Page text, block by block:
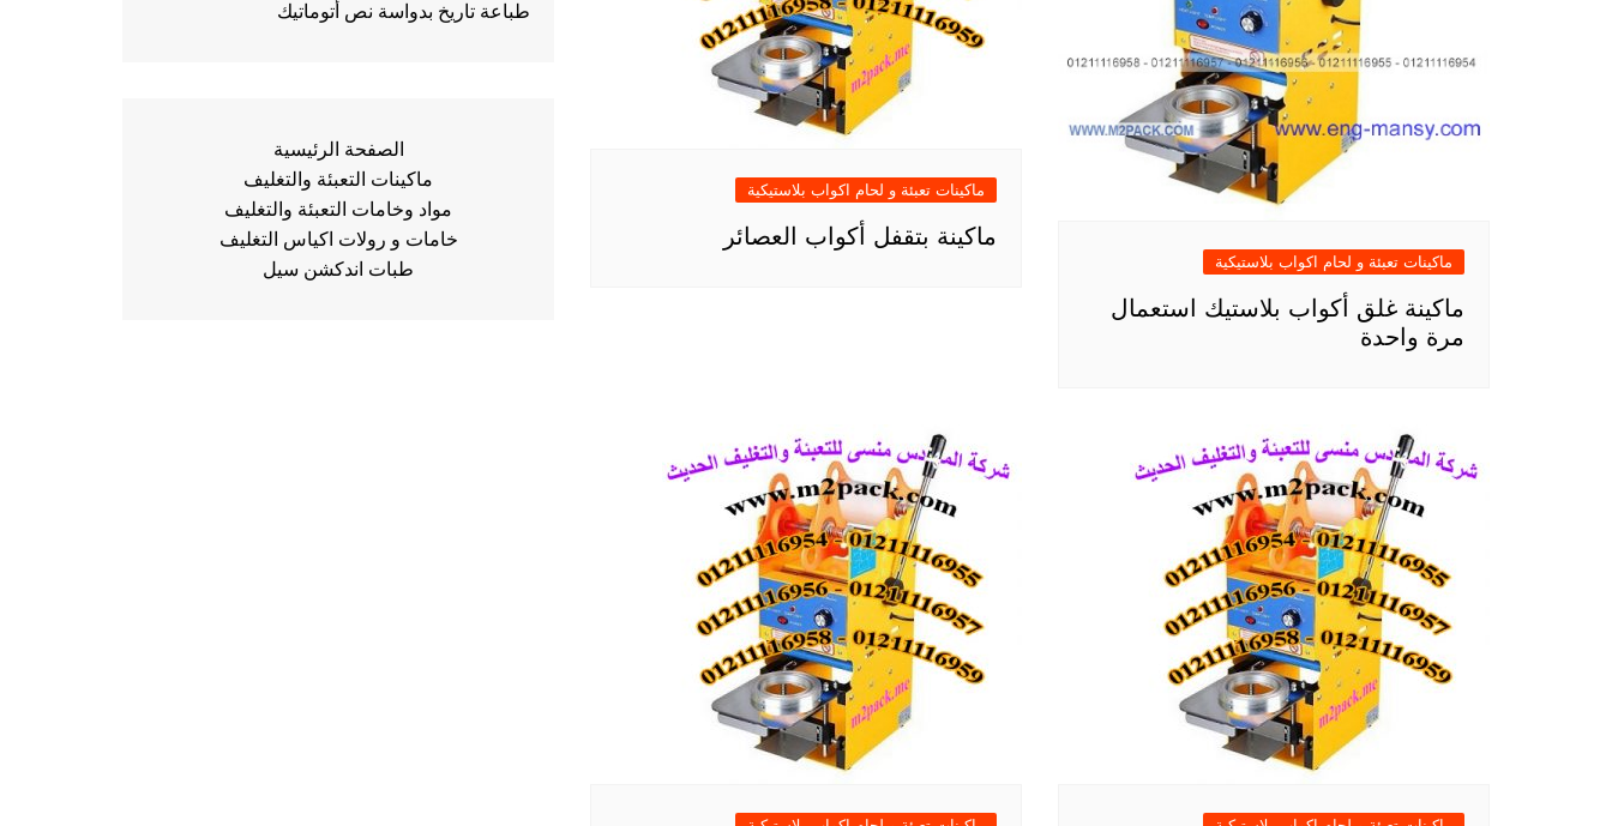
ماكينات تعبئة و لحام اكواب بلاستيكية
ماكينة غلق أكواب بلاستيك استعمال
مرة واحدة
ماكينات تعبئة و لحام اكواب بلاستيكية
ماكينة بتقفل أكواب العصائر
طباعة تاريخ بدواسة نص أتوماتيك
الصفحة الرئيسية
ماكينات التعبئة والتغليف
مواد وخامات التعبئة والتغليف
خامات و رولات اكياس التغليف
طبات اندكشن سيل